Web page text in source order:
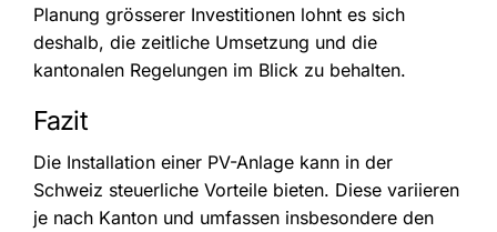
Planung grösserer Investitionen lohnt es sich
deshalb, die zeitliche Umsetzung und die
kantonalen Regelungen im Blick zu behalten.
Fazit
Die Installation einer PV-Anlage kann in der
Schweiz steuerliche Vorteile bieten. Diese variieren
je nach Kanton und umfassen insbesondere den